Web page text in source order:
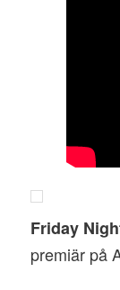
Friday
premiär på